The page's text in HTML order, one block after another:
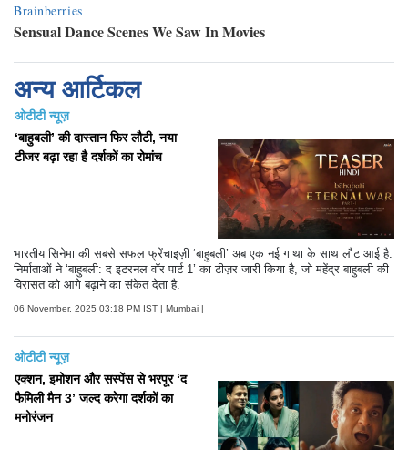
अन्य आर्टिकल
ओटीटी न्यूज़
‘बाहुबली’ की दास्तान फिर लौटी, नया
टीजर बढ़ा रहा है दर्शकों का रोमांच
भारतीय सिनेमा की सबसे सफल फ्रेंचाइज़ी ‘बाहुबली’ अब एक नई गाथा के साथ लौट आई है.
निर्माताओं ने ‘बाहुबली: द इटरनल वॉर पार्ट 1’ का टीज़र जारी किया है, जो महेंद्र बाहुबली की
विरासत को आगे बढ़ाने का संकेत देता है.
06 November, 2025 03:18 PM IST | Mumbai |
ओटीटी न्यूज़
एक्शन, इमोशन और सस्पेंस से भरपूर ‘द
फैमिली मैन 3’ जल्द करेगा दर्शकों का
मनोरंजन